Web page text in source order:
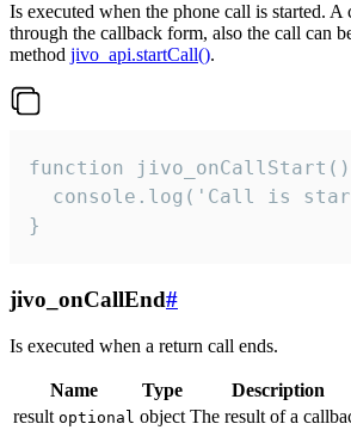
Is executed when the phone call is started. A
through the callback form, also the call can
method jivo_api.startCall().
function
console.log('Call is
}
jivo_onCallEnd#
Is executed when a return call ends.
Name Type
Description
result optional object The result of a